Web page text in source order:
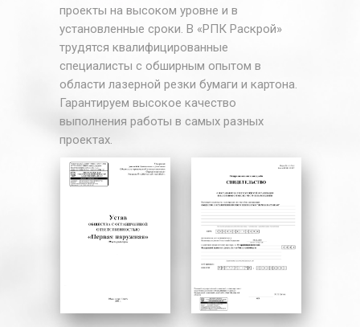
проекты на высоком уровне и в
установленные сроки. В «РПК Раскрой»
трудятся квалифицированные
специалисты с обширным опытом в
области лазерной резки бумаги и картона.
Гарантируем высокое качество
выполнения работы в самых разных
проектах.
размеры и форма материала;
толщина бумаги и картона;
количество врезок;
геометрическая сложность
контуров;
Как рассчитывается цена реза
за 1 метр:
объем партии;
срочность